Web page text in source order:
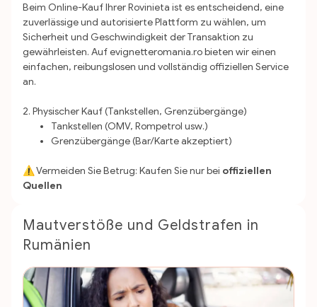
Beim Online-Kauf Ihrer Rovinieta ist es entscheidend, eine
zuverlässige und autorisierte Plattform zu wählen, um
Sicherheit und Geschwindigkeit der Transaktion zu
gewährleisten. Auf evignetteromania.ro bieten wir einen
einfachen, reibungslosen und vollständig offiziellen Service
an.
2. Physischer Kauf (Tankstellen, Grenzübergänge)
Tankstellen (OMV, Rompetrol usw.)
Grenzübergänge (Bar/Karte akzeptiert)
⚠️ Vermeiden Sie Betrug: Kaufen Sie nur bei offiziellen
Quellen
Mautverstöße und Geldstrafen in
Rumänien